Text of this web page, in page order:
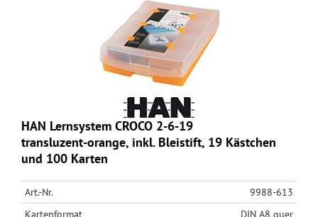
HAN Lernsystem CROCO 2-6-19
transluzent-orange, inkl. Bleistift, 19 Kästchen
und 100 Karten
Art.-Nr.
9988-613
Kartenformat
DIN A8 quer